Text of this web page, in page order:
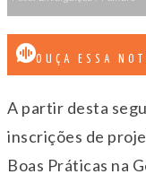
OUÇA ESSA
A partir desta
inscrições de
Boas Práticas na